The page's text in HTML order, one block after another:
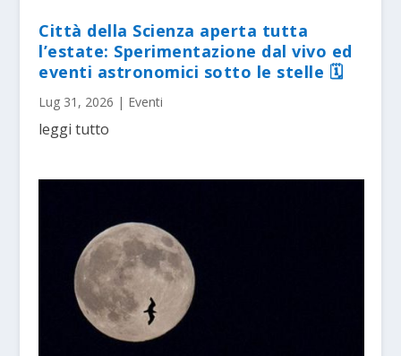
Città della Scienza aperta tutta
l’estate: Sperimentazione dal vivo ed
eventi astronomici sotto le stelle 🗓
Lug 31, 2026 | Eventi
leggi tutto